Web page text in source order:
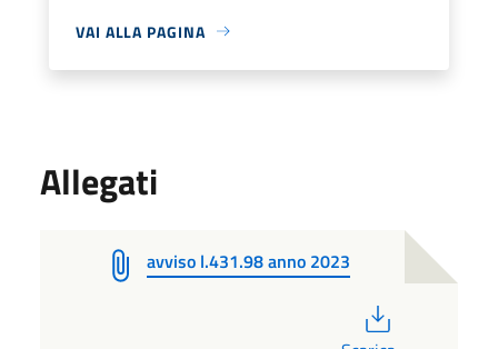
VAI ALLA PAGINA
Allegati
avviso l.431.98 anno 2023